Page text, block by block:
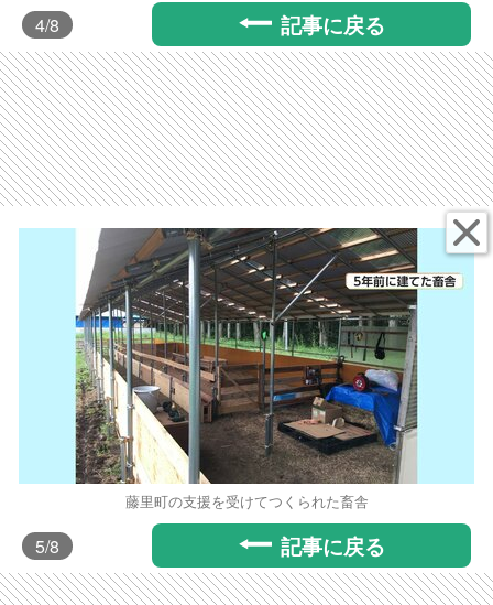
4/8 記事に戻る
藤里町の支援を受けてつくられた畜舎
5/8 記事に戻る